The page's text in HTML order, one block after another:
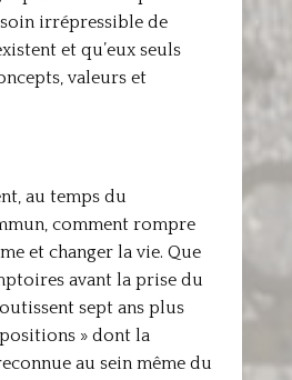
irrépressible de
et qu’eux seuls
valeurs et
au temps du
comment rompre
et changer la vie. Que
avant la prise du
sept ans plus
» dont la
au sein même du